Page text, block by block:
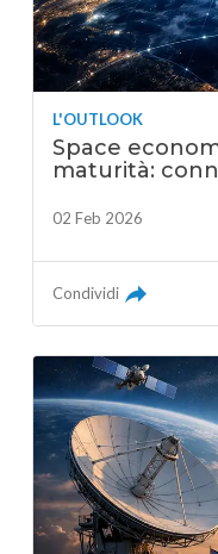
L'OUTLOOK
Space
maturità:
02 Feb 2026
Condividi